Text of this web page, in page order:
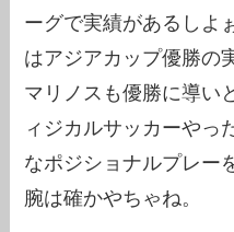
ーグで実績があるしよ
はアジアカップ優勝の
マリノスも優勝に導い
ィジカルサッカーやっ
なポジショナルプレー
腕は確かやちゃね。